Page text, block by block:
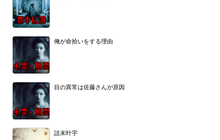
俺が命拾いをする理由
目の異常は佐藤さんが原因
詛末叶宇